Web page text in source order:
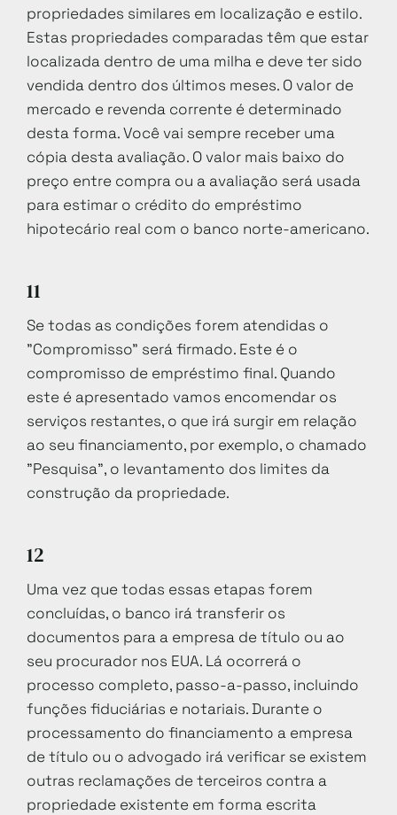
propriedades similares em localização e estilo.
Estas propriedades comparadas têm que estar
localizada dentro de uma milha e deve ter sido
vendida dentro dos últimos meses. O valor de
mercado e revenda corrente é determinado
desta forma. Você vai sempre receber uma
cópia desta avaliação. O valor mais baixo do
preço entre compra ou a avaliação será usada
para estimar o crédito do empréstimo
hipotecário real com o banco norte-americano.
11
Se todas as condições forem atendidas o
"Compromisso" será firmado. Este é o
compromisso de empréstimo final. Quando
este é apresentado vamos encomendar os
serviços restantes, o que irá surgir em relação
ao seu financiamento, por exemplo, o chamado
"Pesquisa", o levantamento dos limites da
construção da propriedade.
12
Uma vez que todas essas etapas forem
concluídas, o banco irá transferir os
documentos para a empresa de título ou ao
seu procurador nos EUA. Lá ocorrerá o
processo completo, passo-a-passo, incluindo
funções fiduciárias e notariais. Durante o
processamento do financiamento a empresa
de título ou o advogado irá verificar se existem
outras reclamações de terceiros contra a
propriedade existente em forma escrita